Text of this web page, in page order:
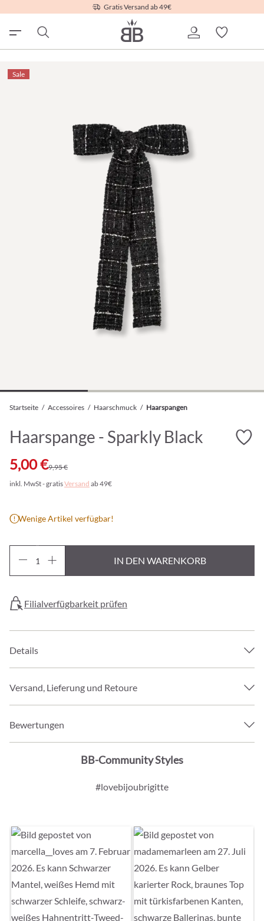
Gratis Versand ab 49€
Sale
Startseite / Accessoires / Haarschmuck / Haarspangen
Haarspange - Sparkly Black
5,00 €9,95 €
inkl. MwSt - gratisVersand ab 49€
Wenige Artikel verfügbar!
IN DEN WARENKORB
Filialverfügbarkeit prüfen
Details
Versand, Lieferung und Retoure
Bewertungen
BB-Community Styles
#lovebijoubrigitte